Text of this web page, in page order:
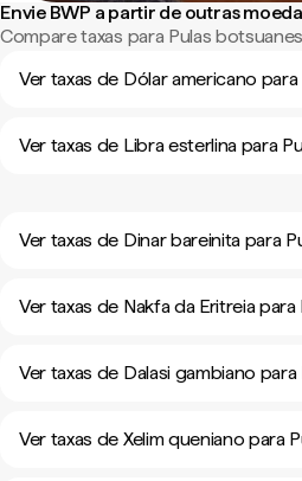
Envie BWP a partir de outras
Compare taxas para Pulas
Ver taxas de Dólar americano
Ver taxas de Libra esterlina para
Ver taxas de Dinar bareinita para
Ver taxas de Nakfa da Eritreia
Ver taxas de Dalasi gambiano
Ver taxas de Xelim queniano para